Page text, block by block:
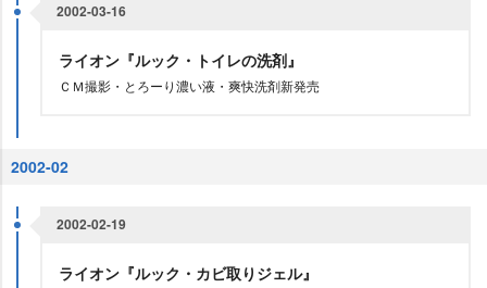
2002-03-16
ライオン『ルック・トイレの洗剤』
ＣＭ撮影・とろーり濃い液・爽快洗剤新発売
2002-02
2002-02-19
ライオン『ルック・カビ取りジェル』